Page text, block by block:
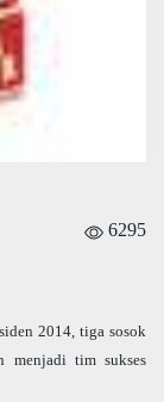
6295
2014, tiga sosok
menjadi tim sukses